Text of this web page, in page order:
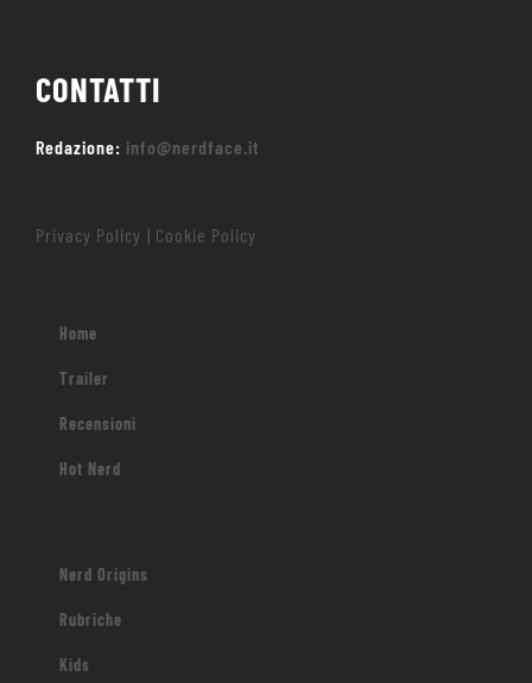
CONTATTI
Redazione: info@nerdface.it
Privacy Policy Cookie Policy
Home
Trailer
Recensioni
Hot Nerd
Nerd Origins
Rubriche
Kids